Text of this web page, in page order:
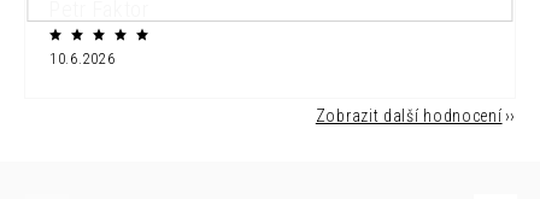
10.6.2026
Zobrazit další hodnocení